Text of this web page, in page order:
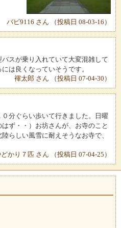
バビ9116 さん （投稿日 08-03-16）
スが乗り入れていて大変混雑して
は良くなっていそうです。
褌太郎 さん （投稿日 07-04-30）
分ぐらい歩いて行きました。日曜
ず・・）お坊さんが、お寺のこと
らしい風雪に耐えそうなお寺で、
かり７匹 さん （投稿日 07-04-25）